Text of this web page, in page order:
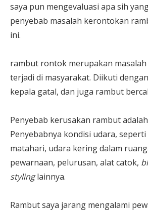
saya pun mengevaluasi apa sih
penyebab masalah kerontokan
ini.
rambut rontok merupakan
terjadi di masyarakat. Diikuti
kepala gatal, dan juga rambut
Penyebab kerusakan rambut
Penyebabnya kondisi udara,
matahari, udara kering dalam
pewarnaan, pelurusan, alat catok,
stylinglainnya.
Rambut saya jarang mengalami